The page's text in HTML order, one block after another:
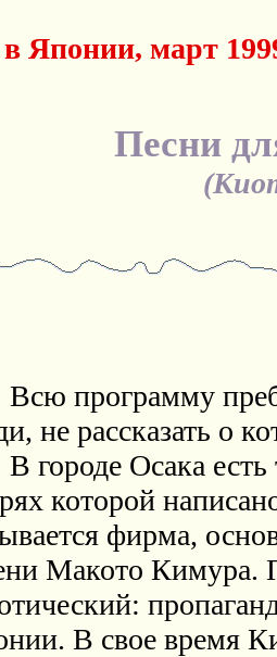
Японии, март
Песни
программу
не рассказать о
Осака есть
которой
фирма,
Макото Кимура.
В свое время